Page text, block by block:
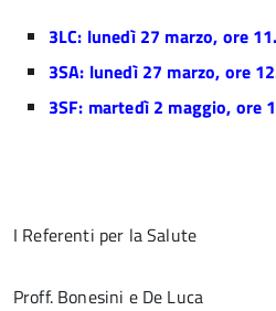
3LC: lunedì 27 marzo, ore
3SA: lunedì 27 marzo, ore
3SF: martedì 2 maggio, ore
I Referenti per la Salute
Proff. Bonesini e De Luca